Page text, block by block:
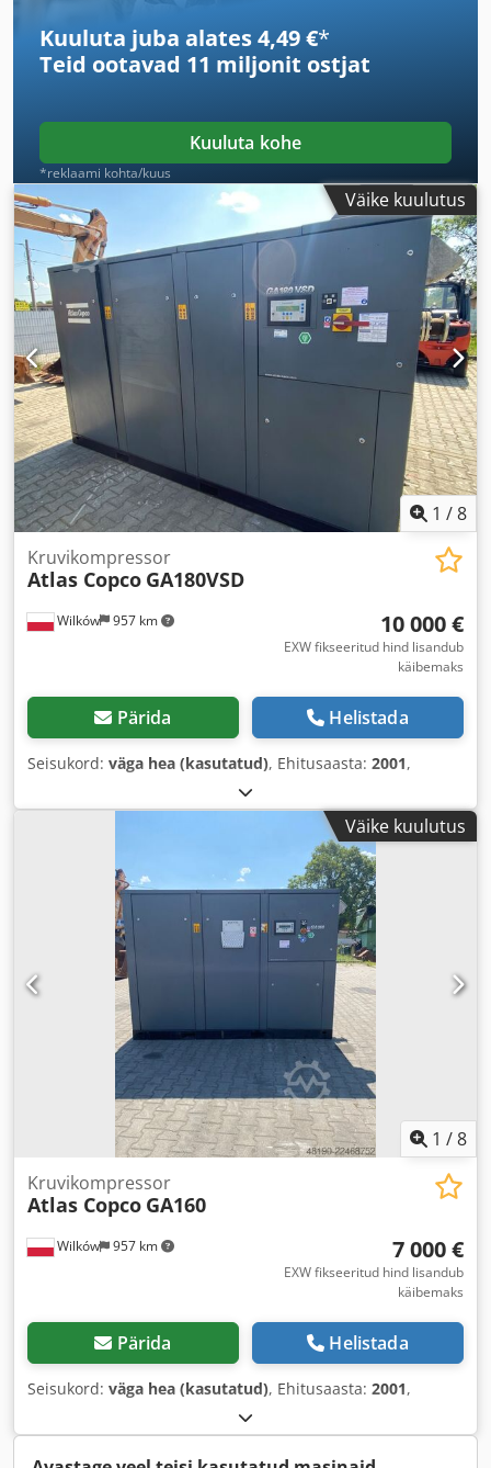
Kuuluta juba alates 4,49 €*
Teid ootavad 11 miljonit ostjat
Kuuluta kohe
*reklaami kohta/kuus
Väike kuulutus
1 /8
Wilków 957 km
Kruvikompressor
Atlas Copco GA180VSD
10 000 €
EXW fikseeritud hind lisandub
käibemaks
Pärida Helistada
Seisukord: väga hea (kasutatud), Ehitusaasta: 2001,
Väike kuulutus
1 /8
Wilków 957 km
Kruvikompressor
Atlas Copco GA160
7 000 €
EXW fikseeritud hind lisandub
käibemaks
Pärida Helistada
Seisukord: väga hea (kasutatud), Ehitusaasta: 2001,